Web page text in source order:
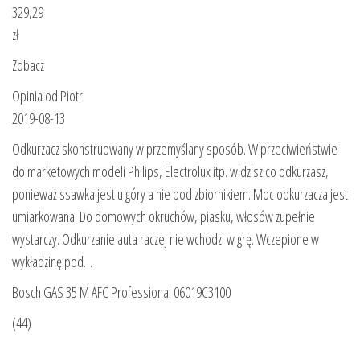
329,29
zł
Zobacz
Opinia od Piotr
2019-08-13
Odkurzacz skonstruowany w przemyślany sposób. W przeciwieństwie
do marketowych modeli Philips, Electrolux itp. widzisz co odkurzasz,
ponieważ ssawka jest u góry a nie pod zbiornikiem. Moc odkurzacza jest
umiarkowana. Do domowych okruchów, piasku, włosów zupełnie
wystarczy. Odkurzanie auta raczej nie wchodzi w grę. Wczepione w
wykładzinę pod…
Bosch GAS 35 M AFC Professional 06019C3100
(44)